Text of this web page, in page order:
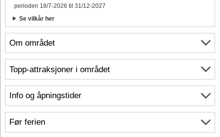
Om området
Info og åpningstider
Før ferien
perioden 18/7-2026 til 31/12-2027
Se vilkår her
Topp-attraksjoner i området